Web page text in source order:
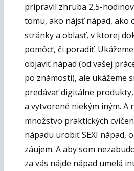
pripravil zhruba 2,5-
tomu, ako nájsť nápad, ako
stránky a oblasť, v ktorej
pomôcť, či poradiť.
objaviť nápad (od vašej
po známosti), ale ukážeme
predávať digitálne
a vytvorené niekým iným. A
množstvo praktických
nápadu urobiť SEXI nápad,
záujem. A aby som
za vás nájde nápad umelá